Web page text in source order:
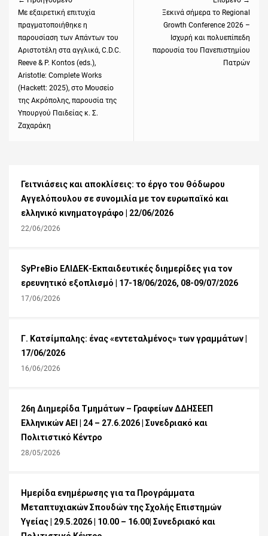
Previous
post:
Με εξαιρετική επιτυχία
πραγματοποιήθηκε η
παρουσίαση των Απάντων του
Αριστοτέλη στα αγγλικά, C.D.C.
Reeve & P. Kontos (eds.),
Aristotle: Complete Works
(Hackett: 2025), στο Μουσείο
της Ακρόπολης, παρουσία της
Υπουργού Παιδείας κ. Σ.
Ζαχαράκη
Ξεκινά σήμερα το Regional
Growth Conference 2026 –
Ισχυρή και πολυεπίπεδη
παρουσία του Πανεπιστημίου
Πατρών
Γειτνιάσεις και αποκλίσεις: το έργο του Θόδωρου
Αγγελόπουλου σε συνομιλία με τον ευρωπαϊκό και
ελληνικό κινηματογράφο | 22/06/2026
22/06/2026
SyPreBio ΕΛΙΔΕΚ-Εκπαιδευτικές διημερίδες για τον
ερευνητικό εξοπλισμό | 17-18/06/2026, 08-09/07/2026
17/06/2026
Γ. Κατσίμπαλης: ένας «εντεταλμένος» των γραμμάτων |
17/06/2026
16/06/2026
26η Διημερίδα Τμημάτων – Γραφείων ΔΔΗΣΕΕΠ
Ελληνικών ΑΕΙ | 24 – 27.6.2026 | Συνεδριακό και
Πολιτιστικό Κέντρο
28/05/2026
Ημερίδα ενημέρωσης για τα Προγράμματα
Μεταπτυχιακών Σπουδών της Σχολής Επιστημών
Υγείας | 29.5.2026 | 10.00 – 16.00| Συνεδριακό και